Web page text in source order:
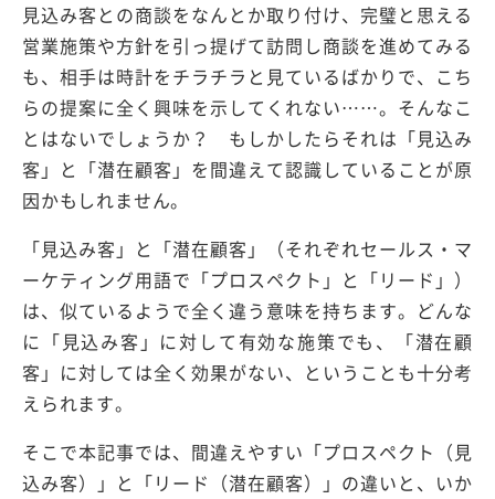
見込み客との商談をなんとか取り付け、完璧と思える
営業施策や方針を引っ提げて訪問し商談を進めてみる
も、相手は時計をチラチラと見ているばかりで、こち
らの提案に全く興味を示してくれない……。そんなこ
とはないでしょうか？ もしかしたらそれは「見込み
客」と「潜在顧客」を間違えて認識していることが原
因かもしれません。
「見込み客」と「潜在顧客」（それぞれセールス・マ
ーケティング用語で「プロスペクト」と「リード」）
は、似ているようで全く違う意味を持ちます。どんな
に「見込み客」に対して有効な施策でも、「潜在顧
客」に対しては全く効果がない、ということも十分考
えられます。
そこで本記事では、間違えやすい「プロスペクト（見
込み客）」と「リード（潜在顧客）」の違いと、いか